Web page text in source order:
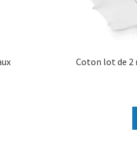
Coton lot de 2